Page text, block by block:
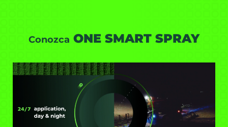
Conozca ONE SMART SPRAY